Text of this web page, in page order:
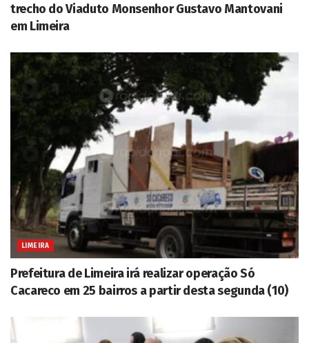
trecho do Viaduto Monsenhor Gustavo Mantovani
em Limeira
LIMEIRA
Prefeitura de Limeira irá realizar operação Só
Cacareco em 25 bairros a partir desta segunda (10)